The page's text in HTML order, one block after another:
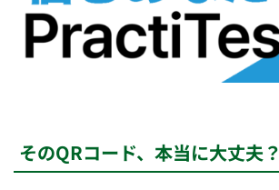
そのQRコード、本当に大丈夫？